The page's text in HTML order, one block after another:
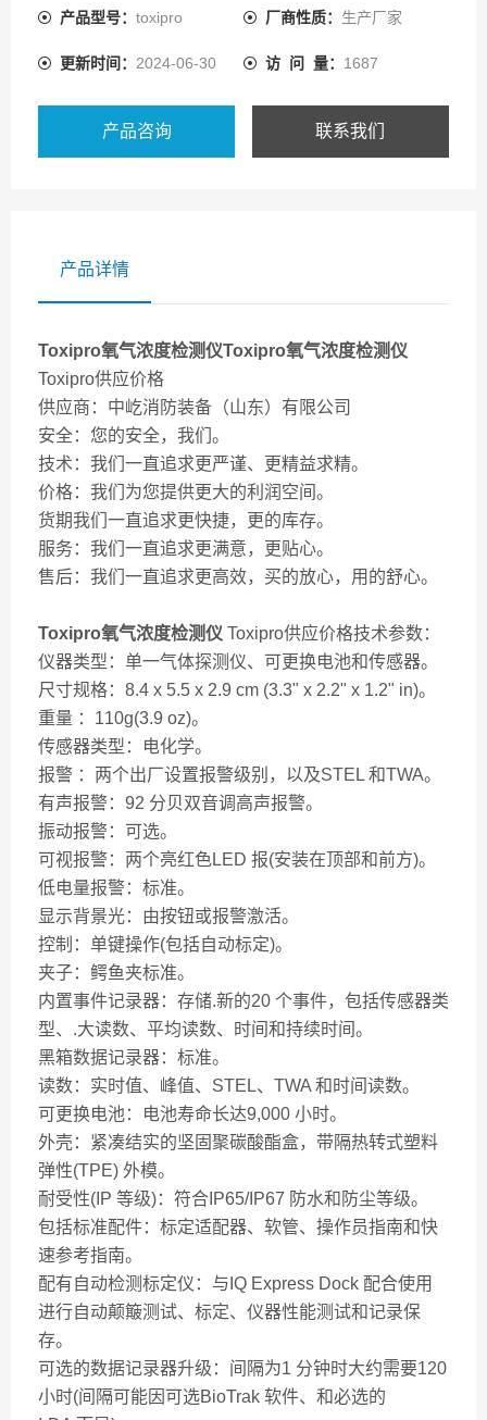
价格：我们为您提供更大的利润空间。
服务：我们一直追求更满意，更贴心。
Toxipro氧气浓度检测
产品型号： toxipro 厂商性质： 生产厂家
更新时间： 2024-06-30 访 问 量： 1687
产品咨询 联系我们
产品详情
Toxipro氧气浓度检测仪Toxipro氧气浓度检测仪
Toxipro供应价格
供应商：中屹消防装备（山东）有限公司
安全：您的安全，我们。
技术：我们一直追求更严谨、更精益求精。
价格：我们为您提供更大的利润空间。
货期我们一直追求更快捷，更的库存。
服务：我们一直追求更满意，更贴心。
售后：我们一直追求更高效，买的放心，用的舒心。
Toxipro氧气浓度检测仪 Toxipro供应价格技术参数：
仪器类型：单一气体探测仪、可更换电池和传感器。
尺寸规格：8.4 x 5.5 x 2.9 cm (3.3" x 2.2" x 1.2" in)。
重量 ：110g(3.9 oz)。
传感器类型：电化学。
报警 ：两个出厂设置报警级别，以及STEL 和TWA。
有声报警：92 分贝双音调高声报警。
振动报警：可选。
可视报警：两个亮红色LED 报(安装在顶部和前方)。
低电量报警：标准。
显示背景光：由按钮或报警激活。
控制：单键操作(包括自动标定)。
夹子：鳄鱼夹标准。
内置事件记录器：存储.新的20 个事件，包括传感器类
型、.大读数、平均读数、时间和持续时间。
黑箱数据记录器：标准。
读数：实时值、峰值、STEL、TWA 和时间读数。
可更换电池：电池寿命长达9,000 小时。
外壳：紧凑结实的坚固聚碳酸酯盒，带隔热转式塑料
弹性(TPE) 外模。
耐受性(IP 等级)：符合IP65/IP67 防水和防尘等级。
包括标准配件：标定适配器、软管、操作员指南和快
速参考指南。
配有自动检测标定仪：与IQ Express Dock 配合使用
进行自动颠簸测试、标定、仪器性能测试和记录保
存。
可选的数据记录器升级：间隔为1 分钟时大约需要120
小时(间隔可能因可选BioTrak 软件、和必选的